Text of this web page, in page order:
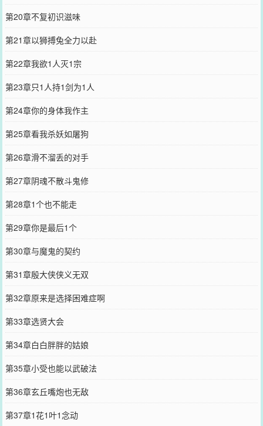
第20章不复初识滋味
第21章以狮搏兔全力以赴
第22章我欲1人灭1宗
第23章只1人持1剑为1人
第24章你的身体我作主
第25章看我杀妖如屠狗
第26章滑不溜丢的对手
第27章阴魂不散斗鬼修
第28章1个也不能走
第29章你是最后1个
第30章与魔鬼的契约
第31章殷大侠侠义无双
第32章原来是选择困难症啊
第33章选贤大会
第34章白白胖胖的姑娘
第35章小受也能以武破法
第36章玄丘嘴炮也无敌
第37章1花1叶1念动